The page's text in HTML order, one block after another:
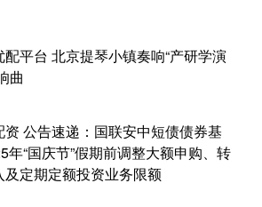
配平台 北京提琴小镇奏响“产研学演
曲
资 公告速递：国联安中短债债券基
年“国庆节”假期前调整大额申购、转
及定期定额投资业务限额